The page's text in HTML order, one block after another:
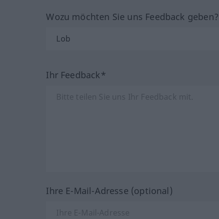
Wozu möchten Sie uns Feedback
Ihr Feedback*
Ihre E-Mail-Adresse (optional)